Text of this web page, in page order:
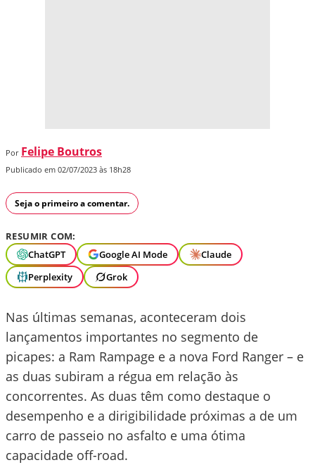
Por Felipe Boutros
Publicado em 02/07/2023 às 18h28
Seja o primeiro a comentar.
RESUMIR COM:
ChatGPT
Google AI Mode
Claude
Perplexity
Grok
Nas últimas semanas, aconteceram dois
lançamentos importantes no segmento de
picapes: a Ram Rampage e a nova Ford Ranger – e
as duas subiram a régua em relação às
concorrentes. As duas têm como destaque o
desempenho e a dirigibilidade próximas a de um
carro de passeio no asfalto e uma ótima
capacidade off-road.